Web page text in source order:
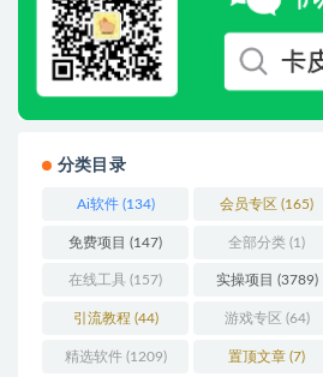
分类目录
Ai软件(134) 会员专区 (165)
免费项目 (147) 全部分类 (1)
在线工具 (157) 实操项目 (3789)
引流教程 (44) 游戏专区 (64)
精选软件(1209) 置顶文章 (7)